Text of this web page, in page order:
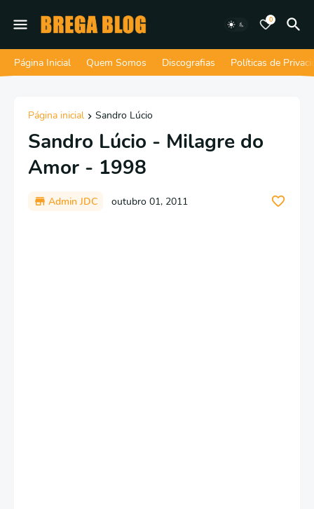
0
Página Inicial Quem Somos Discografias Políticas de
Página inicial Sandro Lúcio
Sandro Lúcio - Milagre do
Amor - 1998
Admin JDC outubro 01, 2011